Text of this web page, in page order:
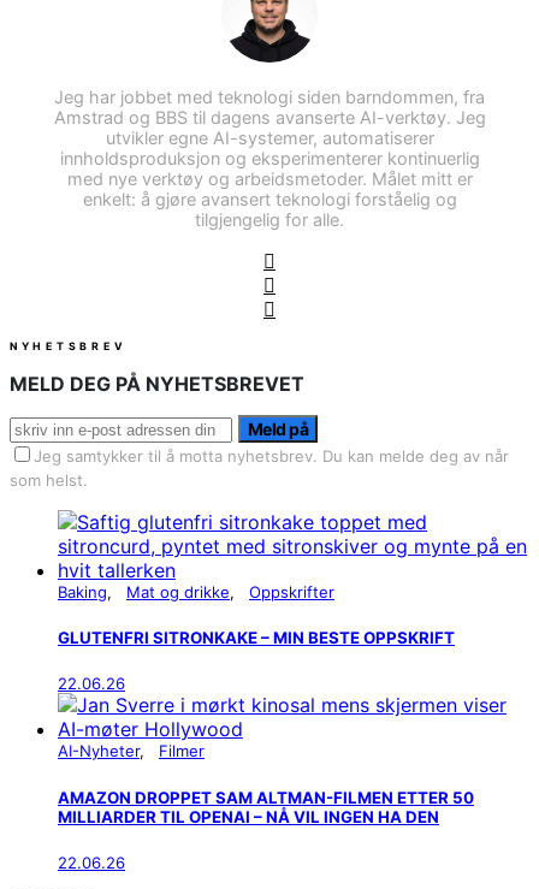
Jeg har jobbet med teknologi siden barndommen, fra
Amstrad og BBS til dagens avanserte AI-verktøy. Jeg
utvikler egne AI-systemer, automatiserer
innholdsproduksjon og eksperimenterer kontinuerlig
med nye verktøy og arbeidsmetoder. Målet mitt er
enkelt: å gjøre avansert teknologi forståelig og
tilgjengelig for alle.
NYHETSBREV
MELD DEG PÅ NYHETSBREVET
Meld på
Jeg samtykker til å motta nyhetsbrev. Du kan melde deg av når
som helst.
Baking Mat og drikke Oppskrifter
GLUTENFRI SITRONKAKE – MIN BESTE OPPSKRIFT
22.06.26
AI-Nyheter Filmer
AMAZON DROPPET SAM ALTMAN-FILMEN ETTER 50
MILLIARDER TIL OPENAI – NÅ VIL INGEN HA DEN
22.06.26